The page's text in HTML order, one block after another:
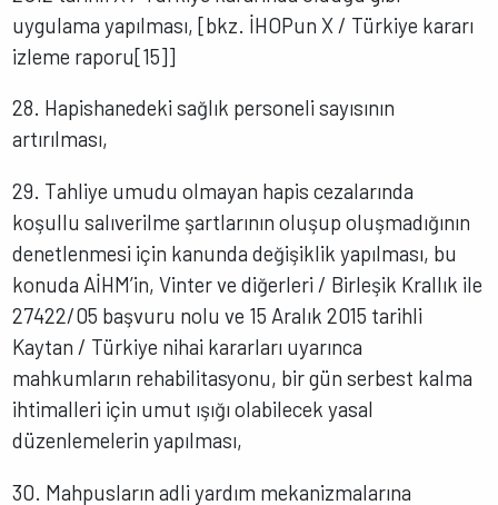
uygulama yapılması, [bkz. İHOPun X / Türkiye kararı
izleme raporu[15]]
28. Hapishanedeki sağlık personeli sayısının
artırılması,
29. Tahliye umudu olmayan hapis cezalarında
koşullu salıverilme şartlarının oluşup oluşmadığının
denetlenmesi için kanunda değişiklik yapılması, bu
konuda AİHM’in, Vinter ve diğerleri / Birleşik Krallık ile
27422/05 başvuru nolu ve 15 Aralık 2015 tarihli
Kaytan / Türkiye nihai kararları uyarınca
mahkumların rehabilitasyonu, bir gün serbest kalma
ihtimalleri için umut ışığı olabilecek yasal
düzenlemelerin yapılması,
30. Mahpusların adli yardım mekanizmalarına